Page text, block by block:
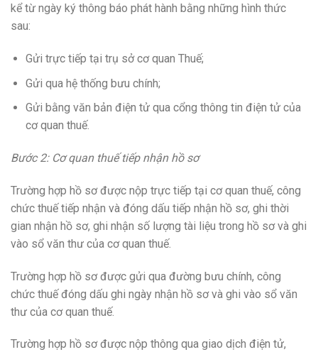
kể từ ngày ký thông báo phát hành bằng những hình thức
sau:
Gửi trực tiếp tại trụ sở cơ quan Thuế;
Gửi qua hệ thống bưu chính;
Gửi bằng văn bản điện tử qua cổng thông tin điện tử của
cơ quan thuế.
Bước 2: Cơ quan thuế tiếp nhận hồ sơ
Trường hợp hồ sơ được nộp trực tiếp tại cơ quan thuế, công
chức thuế tiếp nhận và đóng dấu tiếp nhận hồ sơ, ghi thời
gian nhận hồ sơ, ghi nhận số lượng tài liệu trong hồ sơ và ghi
vào sổ văn thư của cơ quan thuế.
Trường hợp hồ sơ được gửi qua đường bưu chính, công
chức thuế đóng dấu ghi ngày nhận hồ sơ và ghi vào sổ văn
thư của cơ quan thuế.
Trường hợp hồ sơ được nộp thông qua giao dịch điện tử,